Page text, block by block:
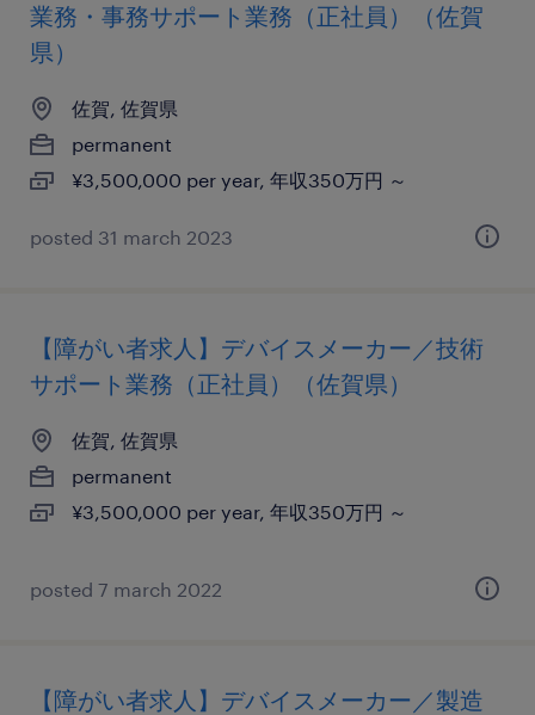
業務・事務サポート業務（正社員）（佐賀
県）
佐賀, 佐賀県
permanent
¥3,500,000 per year, 年収350万円 ～
posted 31 march 2023
【障がい者求人】デバイスメーカー／技術
サポート業務（正社員）（佐賀県）
佐賀, 佐賀県
permanent
¥3,500,000 per year, 年収350万円 ～
posted 7 march 2022
【障がい者求人】デバイスメーカー／製造